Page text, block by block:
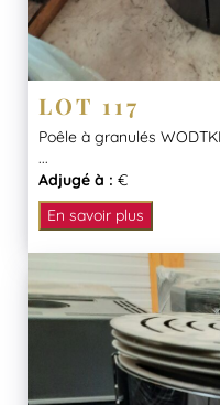
LOT 117
Poêle à granulés
...
Adjugé à : €
En savoir plus